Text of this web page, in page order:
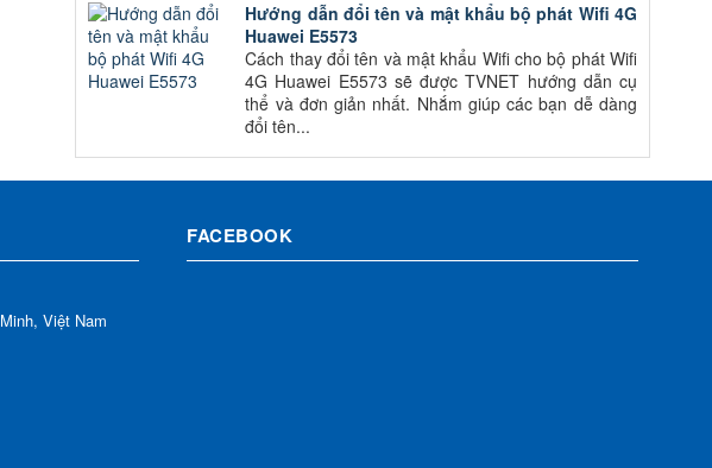
Hướng dẫn đổi tên và mật khẩu bộ phát Wifi 4G
Huawei E5573
Cách thay đổi tên và mật khẩu Wifi cho bộ phát Wifi
4G Huawei E5573 sẽ được TVNET hướng dẫn cụ
thể và đơn giản nhất. Nhắm giúp các bạn dễ dàng
đổi tên...
Việt Nam
FACEBOOK